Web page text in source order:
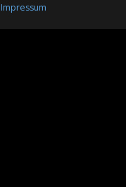
Impressum